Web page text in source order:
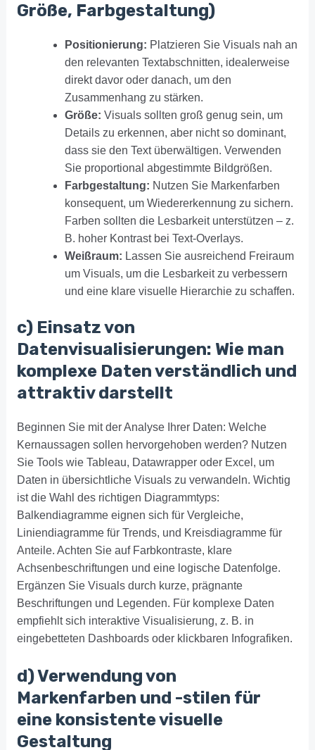
Größe, Farbgestaltung)
Positionierung: Platzieren Sie Visuals nah an
den relevanten Textabschnitten, idealerweise
direkt davor oder danach, um den
Zusammenhang zu stärken.
Größe: Visuals sollten groß genug sein, um
Details zu erkennen, aber nicht so dominant,
dass sie den Text überwältigen. Verwenden
Sie proportional abgestimmte Bildgrößen.
Farbgestaltung: Nutzen Sie Markenfarben
konsequent, um Wiedererkennung zu sichern.
Farben sollten die Lesbarkeit unterstützen – z.
B. hoher Kontrast bei Text-Overlays.
Weißraum: Lassen Sie ausreichend Freiraum
um Visuals, um die Lesbarkeit zu verbessern
und eine klare visuelle Hierarchie zu schaffen.
c) Einsatz von
Datenvisualisierungen: Wie man
komplexe Daten verständlich und
attraktiv darstellt
Beginnen Sie mit der Analyse Ihrer Daten: Welche
Kernaussagen sollen hervorgehoben werden? Nutzen
Sie Tools wie Tableau, Datawrapper oder Excel, um
Daten in übersichtliche Visuals zu verwandeln. Wichtig
ist die Wahl des richtigen Diagrammtyps:
Balkendiagramme eignen sich für Vergleiche,
Liniendiagramme für Trends, und Kreisdiagramme für
Anteile. Achten Sie auf Farbkontraste, klare
Achsenbeschriftungen und eine logische Datenfolge.
Ergänzen Sie Visuals durch kurze, prägnante
Beschriftungen und Legenden. Für komplexe Daten
empfiehlt sich interaktive Visualisierung, z. B. in
eingebetteten Dashboards oder klickbaren Infografiken.
d) Verwendung von
Markenfarben und -stilen für
eine konsistente visuelle
Gestaltung